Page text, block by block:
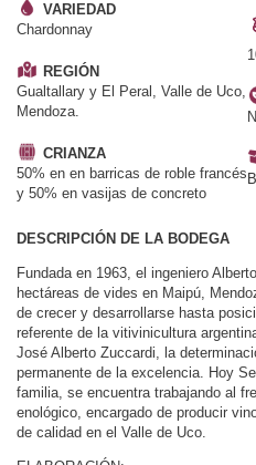
VARIEDAD
Chardonnay
REGIÓN
Gualtallary y El Peral, Valle de Uco,
Mendoza.
CRIANZA
50% en en barricas de roble francés
y 50% en vasijas de concreto
DESCRIPCIÓN DE LA BODEGA
Fundada en 1963, el ingeniero
hectáreas de vides en Maipú,
de crecer y desarrollarse hasta
referente de la vitivinicultura
José Alberto Zuccardi, la
permanente de la excelencia. Hoy
familia, se encuentra trabajando al
enológico, encargado de producir
de calidad en el Valle de Uco.